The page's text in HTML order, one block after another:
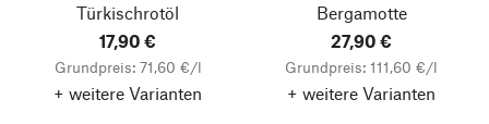
Türkischrotöl
17,90 €
Grundpreis: 71,60 €/l
+ weitere Varianten
Bergamotte
27,90 €
Grundpreis: 111,60 €/l
+ weitere Varianten